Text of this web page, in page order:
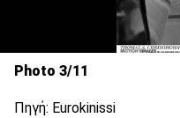
Photo 3/11
Πηγή: Eurokinissi